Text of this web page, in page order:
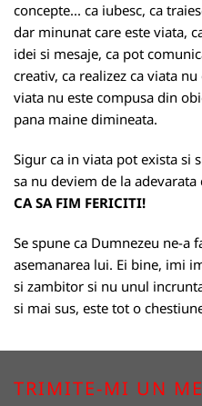
concepte... ca iubesc, ca
dar minunat care este viata,
idei si mesaje, ca pot
creativ, ca realizez ca viata
viata nu este compusa din
pana maine dimineata.
Sigur ca in viata pot exista si
sa nu deviem de la adevarata
CA SA FIM FERICITI!
Se spune ca Dumnezeu ne-a
asemanarea lui. Ei bine, imi
si zambitor si nu unul
si mai sus, este tot o
TRIMITE-MI UN